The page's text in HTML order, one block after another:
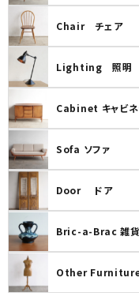
Chair チェア
Lighting 照明
Cabinet キャビネ
Sofa ソファ
Door ドア
Bric-a-Brac 雑貨
Other Furniture